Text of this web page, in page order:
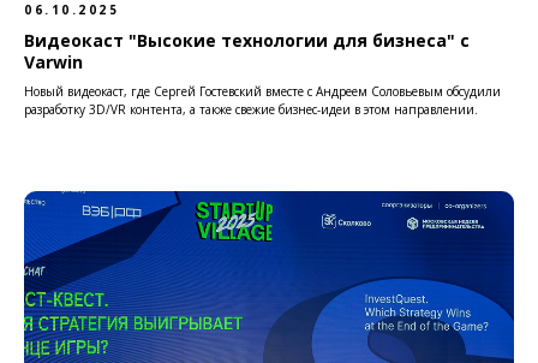
06.10.2025
Видеокаст "Высокие технологии для бизнеса" с
Varwin
Новый видеокаст, где Сергей Гостевский вместе с Андреем Соловьевым обсудили
разработку 3D/VR контента, а также свежие бизнес-идеи в этом направлении.